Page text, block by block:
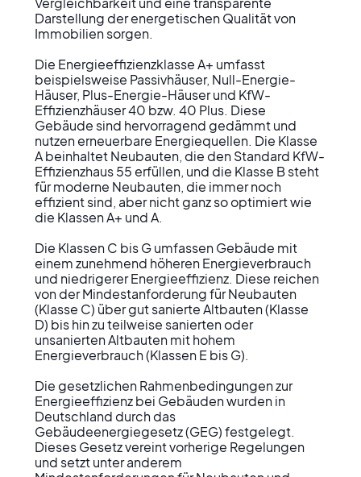
Darstellung der energetischen Qualität von
Immobilien sorgen.
Die Energieeffizienzklasse A+ umfasst
beispielsweise Passivhäuser, Null-Energie-
Häuser, Plus-Energie-Häuser und KfW-
Effizienzhäuser 40 bzw. 40 Plus. Diese
Gebäude sind hervorragend gedämmt und
nutzen erneuerbare Energiequellen. Die Klasse
A beinhaltet Neubauten, die den Standard KfW-
Effizienzhaus 55 erfüllen, und die Klasse B steht
für moderne Neubauten, die immer noch
effizient sind, aber nicht ganz so optimiert wie
die Klassen A+ und A.
Die Klassen C bis G umfassen Gebäude mit
einem zunehmend höheren Energieverbrauch
und niedrigerer Energieeffizienz. Diese reichen
von der Mindestanforderung für Neubauten
(Klasse C) über gut sanierte Altbauten (Klasse
D) bis hin zu teilweise sanierten oder
unsanierten Altbauten mit hohem
Energieverbrauch (Klassen E bis G).
Die gesetzlichen Rahmenbedingungen zur
Energieeffizienz bei Gebäuden wurden in
Deutschland durch das
Gebäudeenergiegesetz (GEG) festgelegt.
Dieses Gesetz vereint vorherige Regelungen
und setzt unter anderem